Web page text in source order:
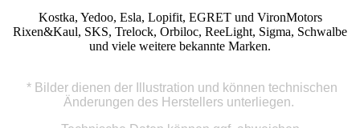
Kostka, Yedoo, Esla, Lopifit, EGRET und VironMotors
Rixen&Kaul, SKS, Trelock, Orbiloc, ReeLight, Sigma, Schwalbe
und viele weitere bekannte Marken.
* Bilder dienen der Illustration und können technischen
Änderungen des Herstellers unterliegen.